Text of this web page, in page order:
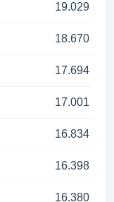
19.029
18.670
17.694
17.001
16.834
16.398
16.380